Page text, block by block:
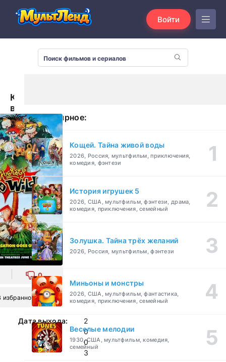
Войти
Карапузы
встречаются
с
Торнберри
(2003)
0
избранное
Дата выхода:
2
0
0
3
Популярное:
Кощей. Тайна живой воды
2026, Россия, мультфильм, приключения,
комедия, фэнтези
История игрушек 5
2026, США, мультфильм, фэнтези, драма,
комедия, приключения, семейный
Золушка. Тайна трёх желаний
2026, Россия, мультфильм, фэнтези
Миньоны и монстры
2026, США, мультфильм, фантастика,
комедия, приключения, семейный
Веселые мелодии
1930, США, мультфильм, комедия,
семейный